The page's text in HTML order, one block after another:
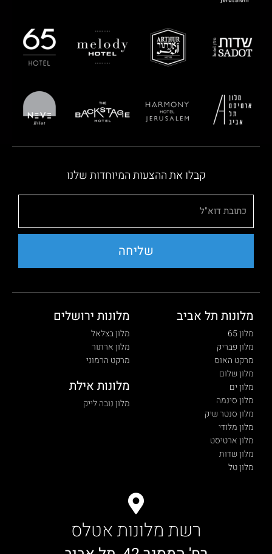
קבלו את ההצעות המיוחדות שלנו
שליחה
מלונות תל אביב
מלון 65
מלון פבריק
מרקט האוס
מלון שלום
מלון ים
מלון סינמה
מלון סנטר שיק
מלון מלודי
מלון ארטיסט
מלון שדות
מלון טל
מלונות ירושלים
מלון בצלאל
מלון ארתור
מרקט הרמוני
מלונות אילת
מלון נובה לייק
רשת מלונות אטלס